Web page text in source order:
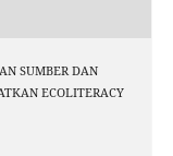
SUMBER DAN
ECOLITERACY